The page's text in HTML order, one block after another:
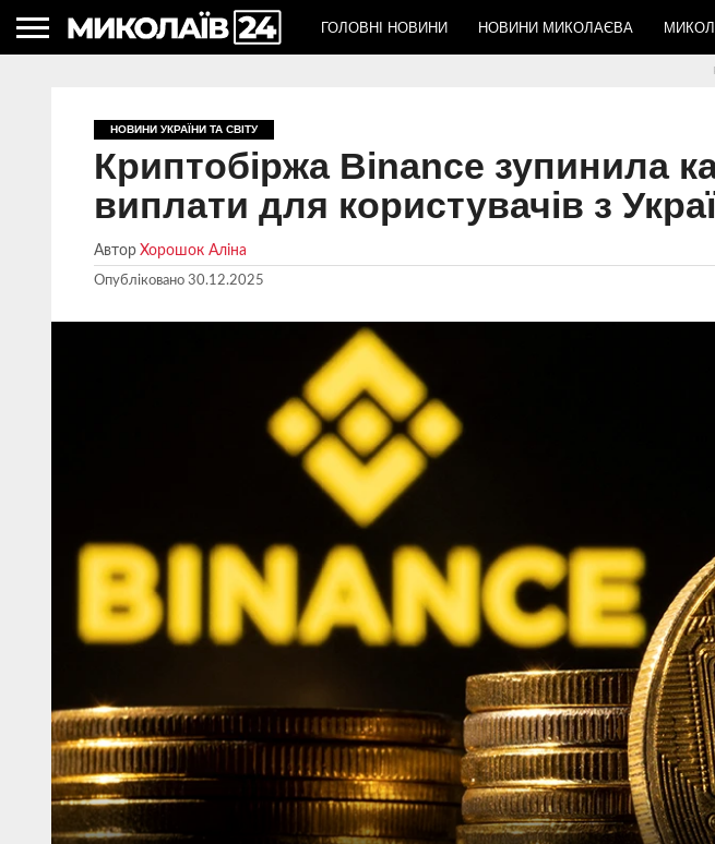
ГОЛОВНІ НОВИНИ НОВИНИ МИКОЛАЄВА
НОВИНИ УКРАЇНИ ТА СВІТУ
Криптобіржа Binance зупинила
виплати для користувачів з
Автор Хорошок Аліна
Опубліковано 30.12.2025